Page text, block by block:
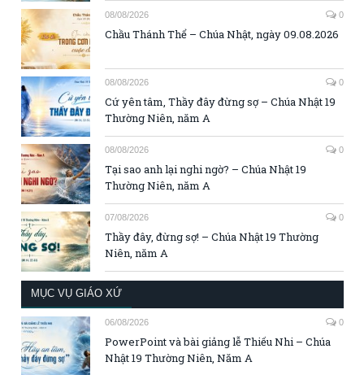
08/08/2026 0
Chầu Thánh Thể – Chúa Nhật, ngày 09.08.2026
08/08/2026 0
Cứ yên tâm, Thầy đây đừng sợ – Chúa Nhật 19
Thường Niên, năm A
08/08/2026 0
Tại sao anh lại nghi ngờ? – Chúa Nhật 19
Thường Niên, năm A
07/08/2026 0
Thầy đây, đừng sợ! – Chúa Nhật 19 Thường
Niên, năm A
MỤC VỤ GIÁO XỨ
06/08/2026 0
PowerPoint và bài giảng lễ Thiếu Nhi – Chúa
Nhật 19 Thường Niên, Năm A